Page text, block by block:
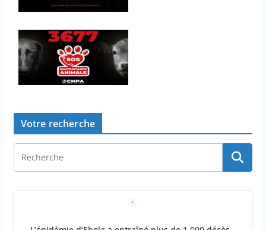
Votre recherche